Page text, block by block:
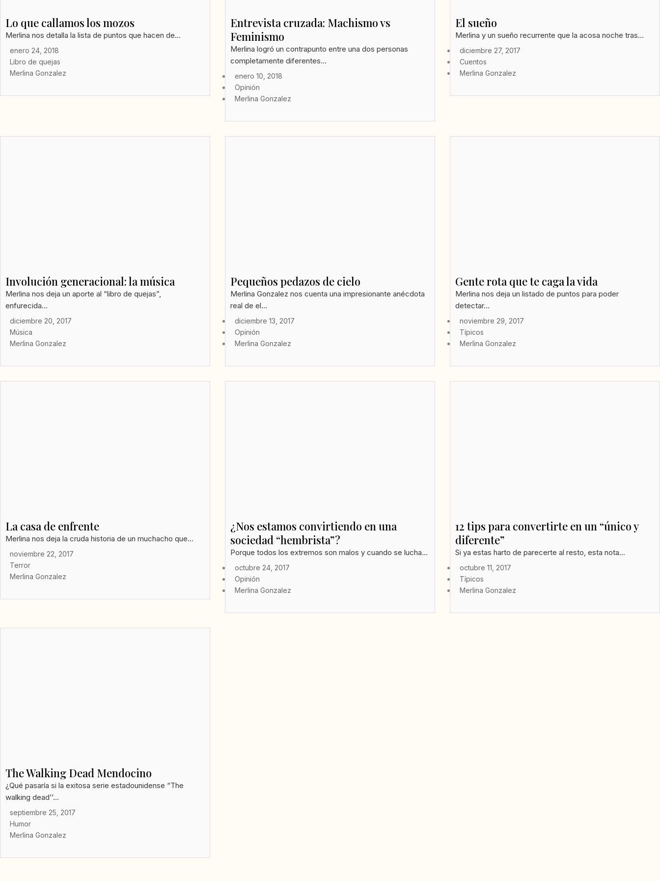
Lo que callamos los mozos
Merlina nos detalla la lista de puntos que hacen de...
enero 24, 2018
Libro de quejas
Merlina Gonzalez
Entrevista cruzada: Machismo vs
Feminismo
Merlina logró un contrapunto entre una dos personas
completamente diferentes...
enero 10, 2018
Opinión
Merlina Gonzalez
El sueño
Merlina y un sueño recurrente que la acosa noche tras...
diciembre 27, 2017
Cuentos
Merlina Gonzalez
Involución generacional: la música
Merlina nos deja un aporte al “libro de quejas”,
enfurecida...
diciembre 20, 2017
Música
Merlina Gonzalez
Pequeños pedazos de cielo
Merlina Gonzalez nos cuenta una impresionante anécdota
real de el...
diciembre 13, 2017
Opinión
Merlina Gonzalez
Gente rota que te caga la vida
Merlina nos deja un listado de puntos para poder
detectar...
noviembre 29, 2017
Típicos
Merlina Gonzalez
La casa de enfrente
Merlina nos deja la cruda historia de un muchacho que...
noviembre 22, 2017
Terror
Merlina Gonzalez
¿Nos estamos convirtiendo en una
sociedad “hembrista”?
Porque todos los extremos son malos y cuando se lucha...
octubre 24, 2017
Opinión
Merlina Gonzalez
12 tips para convertirte en un “único y
diferente”
Si ya estas harto de parecerte al resto, esta nota...
octubre 11, 2017
Típicos
Merlina Gonzalez
The Walking Dead Mendocino
¿Qué pasaría si la exitosa serie estadounidense “The
walking dead’’...
septiembre 25, 2017
Humor
Merlina Gonzalez